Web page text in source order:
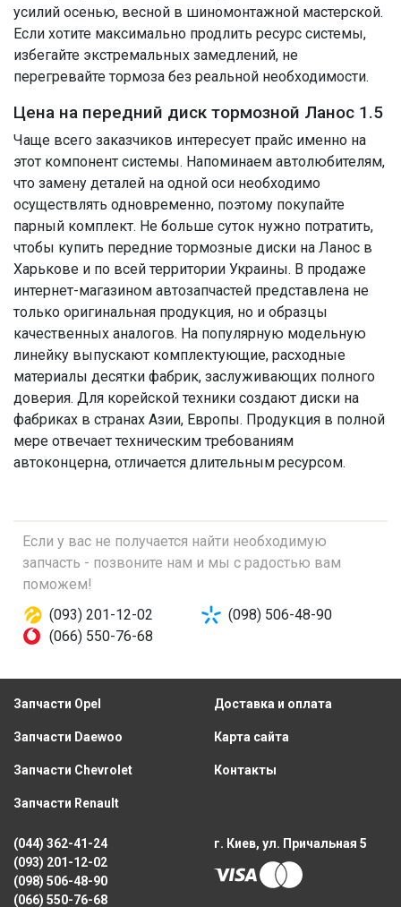
усилий осенью, весной в шиномонтажной мастерской.
Если хотите максимально продлить ресурс системы,
избегайте экстремальных замедлений, не
перегревайте тормоза без реальной необходимости.
Цена на передний диск тормозной Ланос 1.5
Чаще всего заказчиков интересует прайс именно на
этот компонент системы. Напоминаем автолюбителям,
что замену деталей на одной оси необходимо
осуществлять одновременно, поэтому покупайте
парный комплект. Не больше суток нужно потратить,
чтобы купить передние тормозные диски на Ланос в
Харькове и по всей территории Украины. В продаже
интернет-магазином автозапчастей представлена не
только оригинальная продукция, но и образцы
качественных аналогов. На популярную модельную
линейку выпускают комплектующие, расходные
материалы десятки фабрик, заслуживающих полного
доверия. Для корейской техники создают диски на
фабриках в странах Азии, Европы. Продукция в полной
мере отвечает техническим требованиям
автоконцерна, отличается длительным ресурсом.
Если у вас не получается найти необходимую
запчасть - позвоните нам и мы с радостью вам
поможем!
(093) 201-12-02
(098) 506-48-90
(066) 550-76-68
Запчасти Opel
Запчасти Daewoo
Запчасти Chevrolet
Запчасти Renault
Доставка и оплата
Карта сайта
Контакты
(044) 362-41-24
(093) 201-12-02
(098) 506-48-90
(066) 550-76-68
г. Киев, ул. Причальная 5